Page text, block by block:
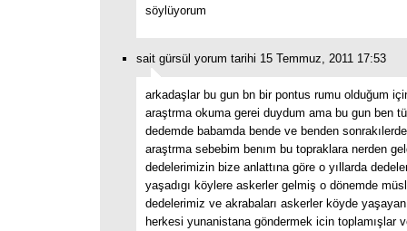
söylüyorum
sait gürsül yorum tarihi 15 Temmuz, 2011 17:53
arkadaşlar bu gun bn bir pontus rumu olduğum
araştrma okuma gerei duydum ama bu gun ben
dedemde babamda bende ve benden
araştrma sebebim benım bu topraklara nerden
dedelerimizin bize anlattına göre o yıllarda
yaşadıgı köylere askerler gelmiş o dönemde
dedelerimiz ve akrabaları askerler köyde
herkesi yunanistana göndermek icin toplamışlar